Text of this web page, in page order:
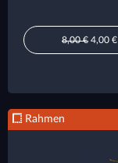
8,00 € 4,00 €
Rahmen